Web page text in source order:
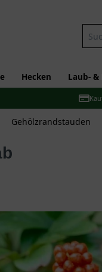
Hecken Laub-
Gehölzrandstauden